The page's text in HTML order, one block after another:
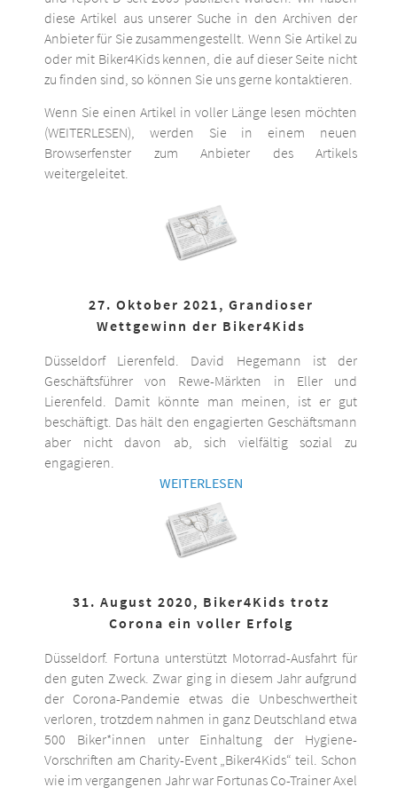
diese Artikel aus unserer Suche in den Archiven der
Anbieter für Sie zusammengestellt. Wenn Sie Artikel zu
oder mit Biker4Kids kennen, die auf dieser Seite nicht
zu finden sind, so können Sie uns gerne kontaktieren.
Wenn Sie einen Artikel in voller Länge lesen möchten
(WEITERLESEN), werden Sie in einem neuen
Browserfenster zum Anbieter des Artikels
weitergeleitet.
27. Oktober 2021, Grandioser
Wettgewinn der Biker4Kids
Düsseldorf Lierenfeld. David Hegemann ist der
Geschäftsführer von Rewe-Märkten in Eller und
Lierenfeld. Damit könnte man meinen, ist er gut
beschäftigt. Das hält den engagierten Geschäftsmann
aber nicht davon ab, sich vielfältig sozial zu
engagieren.
WEITERLESEN
31. August 2020, Biker4Kids trotz
Corona ein voller Erfolg
Düsseldorf. Fortuna unterstützt Motorrad-Ausfahrt für
den guten Zweck. Zwar ging in diesem Jahr aufgrund
der Corona-Pandemie etwas die Unbeschwertheit
verloren, trotzdem nahmen in ganz Deutschland etwa
500 Biker*innen unter Einhaltung der Hygiene-
Vorschriften am Charity-Event „Biker4Kids“ teil. Schon
wie im vergangenen Jahr war Fortunas Co-Trainer Axel